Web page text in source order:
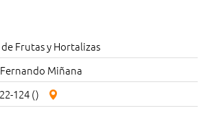
Frutas y Hortalizas
Fernando Miñana
124 ()